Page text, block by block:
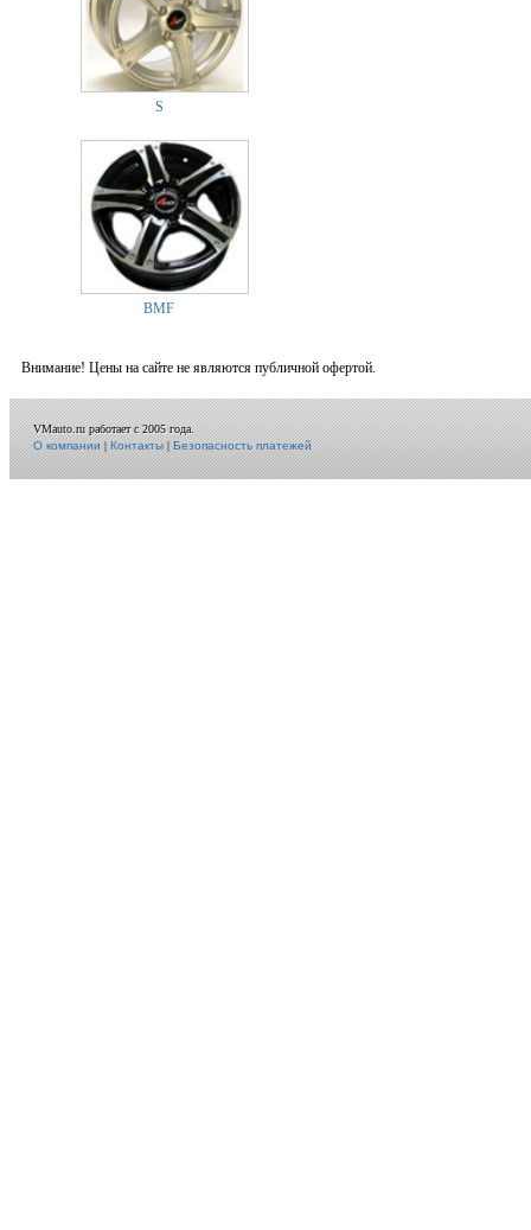
S
BMF
Внимание! Цены на сайте не являются публичной офертой.
VMauto.ru работает с 2005 года.
О компании|Контакты|Безопасность платежей